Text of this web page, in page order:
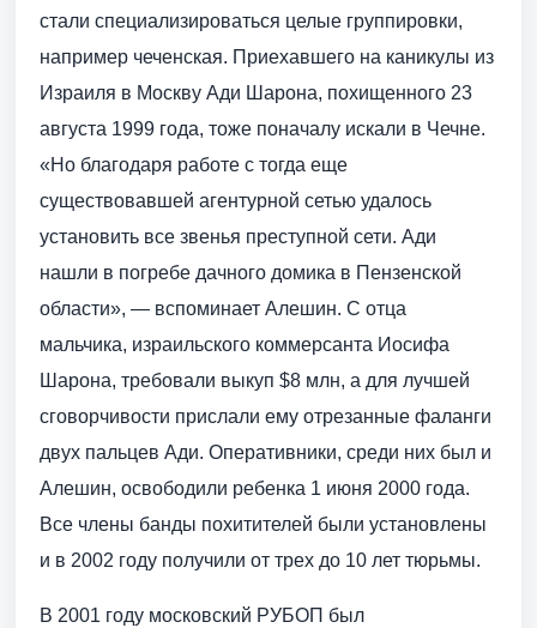
стали специализироваться целые группировки,
например чеченская. Приехавшего на каникулы из
Израиля в Москву Ади Шарона, похищенного 23
августа 1999 года, тоже поначалу искали в Чечне.
«Но благодаря работе с тогда еще
существовавшей агентурной сетью удалось
установить все звенья преступной сети. Ади
нашли в погребе дачного домика в Пензенской
области», — вспоминает Алешин. С отца
мальчика, израильского коммерсанта Иосифа
Шарона, требовали выкуп $8 млн, а для лучшей
сговорчивости прислали ему отрезанные фаланги
двух пальцев Ади. Оперативники, среди них был и
Алешин, освободили ребенка 1 июня 2000 года.
Все члены банды похитителей были установлены
и в 2002 году получили от трех до 10 лет тюрьмы.
В 2001 году московский РУБОП был